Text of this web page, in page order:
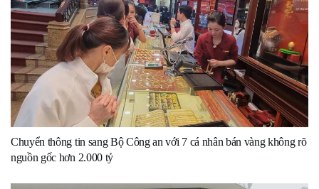
Chuyển thông tin sang Bộ Công an với 7 cá nhân bán vàng không rõ
nguồn gốc hơn 2.000 tỷ